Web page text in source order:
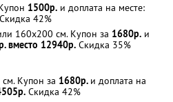
1500р. и доплата на месте:
Скидка 42%
160х200 см. Купон за 1680р. и
вместо 12940р. Скидка 35%
Купон за 1680р. и доплата на
Скидка 42%